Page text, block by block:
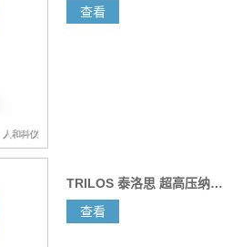
实现物料的完全均质化。以
砂磨机处理后，浆料分散性差且颗
种成分均匀混合，保证后续烧结过
查看
TRILOS 泰洛思 超高压纳米均质机 ND500
查看